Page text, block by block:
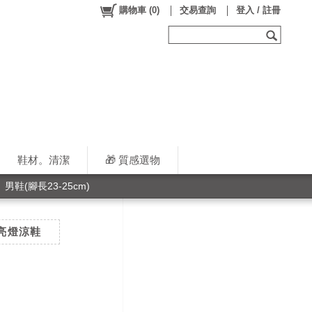
鞋材。清潔 🎁 質感選物
購物車 (0) 交易查詢 登入 / 註冊
男鞋(腳長23-25cm)
燈涼鞋